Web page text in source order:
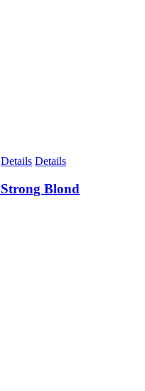
Details Details
Blond